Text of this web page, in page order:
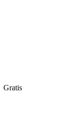
Gratis